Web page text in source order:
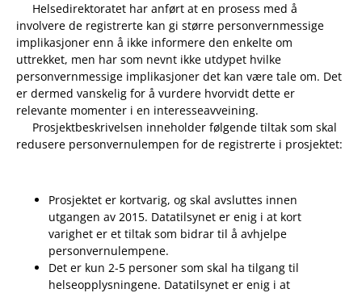
Helsedirektoratet har anført at en prosess med å
involvere de registrerte kan gi større personvernmessige
implikasjoner enn å ikke informere den enkelte om
uttrekket, men har som nevnt ikke utdypet hvilke
personvernmessige implikasjoner det kan være tale om. Det
er dermed vanskelig for å vurdere hvorvidt dette er
relevante momenter i en interesseavveining.
Prosjektbeskrivelsen inneholder følgende tiltak som skal
redusere personvernulempen for de registrerte i prosjektet:
Prosjektet er kortvarig, og skal avsluttes innen
utgangen av 2015. Datatilsynet er enig i at kort
varighet er et tiltak som bidrar til å avhjelpe
personvernulempene.
Det er kun 2-5 personer som skal ha tilgang til
helseopplysningene. Datatilsynet er enig i at